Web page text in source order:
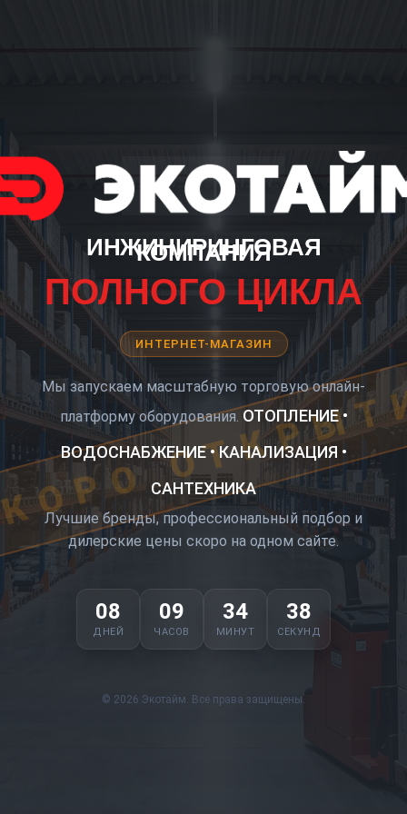
ИНЖИНИРИНГОВАЯ
КОМПАНИЯ
ПОЛНОГО ЦИКЛА
ИНТЕРНЕТ-МАГАЗИН
Мы запускаем масштабную торговую онлайн-
платформу оборудования. ОТОПЛЕНИЕ •
ВОДОСНАБЖЕНИЕ • КАНАЛИЗАЦИЯ •
САНТЕХНИКА
Лучшие бренды, профессиональный подбор и
дилерские цены скоро на одном сайте.
08
ДНЕЙ
09
ЧАСОВ
34
МИНУТ
37
СЕКУНД
© 2026 Экотайм. Все права защищены.